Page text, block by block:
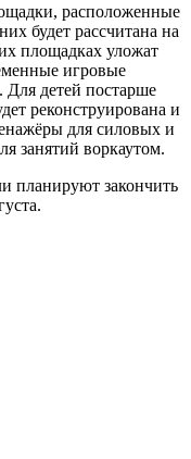
расположенные
будет рассчитана на
площадках уложат
игровые
Для детей постарше
реконструирована и
для силовых и
занятий воркаутом.
планируют закончить